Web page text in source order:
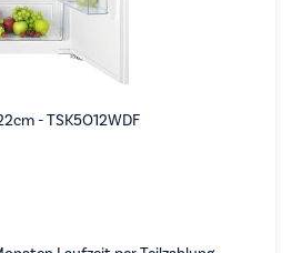
- TSK5O12WDF